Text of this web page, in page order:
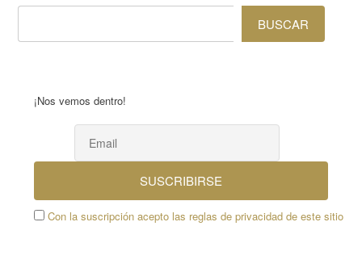
BUSCAR
¡Nos vemos dentro!
Con la suscripción acepto las reglas de privacidad de este sitio